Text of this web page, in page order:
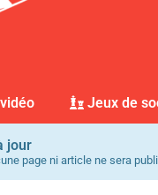
Jeux de
jour
page ni article ne sera